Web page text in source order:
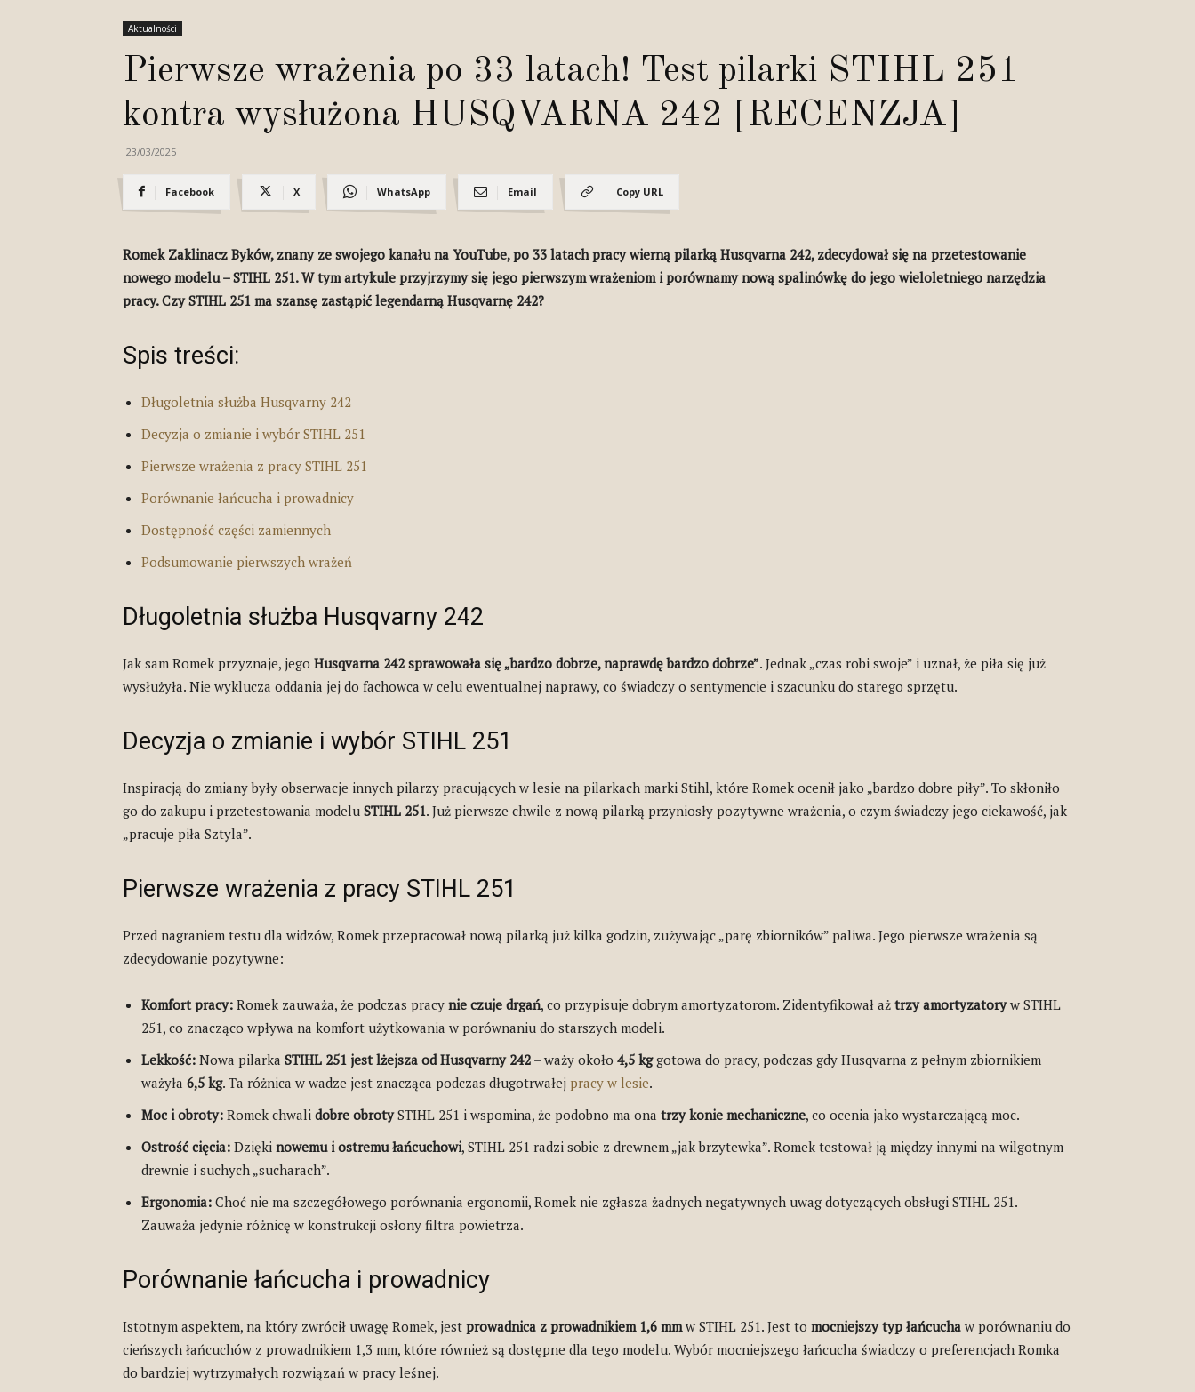
Aktualności
Pierwsze wrażenia po 33 latach! Test pilarki STIHL 251
kontra wysłużona HUSQVARNA 242 [RECENZJA]
23/03/2025
Facebook X WhatsApp Email Copy URL
Romek Zaklinacz Byków, znany ze swojego kanału na YouTube, po 33 latach pracy wierną pilarką Husqvarna 242, zdecydował się na przetestowanie
nowego modelu – STIHL 251. W tym artykule przyjrzymy się jego pierwszym wrażeniom i porównamy nową spalinówkę do jego wieloletniego narzędzia
pracy. Czy STIHL 251 ma szansę zastąpić legendarną Husqvarnę 242?
Spis treści:
Długoletnia służba Husqvarny 242
Decyzja o zmianie i wybór STIHL 251
Pierwsze wrażenia z pracy STIHL 251
Porównanie łańcucha i prowadnicy
Dostępność części zamiennych
Podsumowanie pierwszych wrażeń
Długoletnia służba Husqvarny 242
Jak sam Romek przyznaje, jego Husqvarna 242 sprawowała się „bardzo dobrze, naprawdę bardzo dobrze”. Jednak „czas robi swoje” i uznał, że piła się już
wysłużyła. Nie wyklucza oddania jej do fachowca w celu ewentualnej naprawy, co świadczy o sentymencie i szacunku do starego sprzętu.
Decyzja o zmianie i wybór STIHL 251
Inspiracją do zmiany były obserwacje innych pilarzy pracujących w lesie na pilarkach marki Stihl, które Romek ocenił jako „bardzo dobre piły”. To skłoniło
go do zakupu i przetestowania modelu STIHL 251. Już pierwsze chwile z nową pilarką przyniosły pozytywne wrażenia, o czym świadczy jego ciekawość, jak
„pracuje piła Sztyla”.
Pierwsze wrażenia z pracy STIHL 251
Przed nagraniem testu dla widzów, Romek przepracował nową pilarką już kilka godzin, zużywając „parę zbiorników” paliwa. Jego pierwsze wrażenia są
zdecydowanie pozytywne:
Komfort pracy: Romek zauważa, że podczas pracy nie czuje drgań, co przypisuje dobrym amortyzatorom. Zidentyfikował aż trzy amortyzatoryw STIHL
251, co znacząco wpływa na komfort użytkowania w porównaniu do starszych modeli.
Lekkość: Nowa pilarka STIHL 251 jest lżejsza od Husqvarny 242 – waży około 4,5 kggotowa do pracy, podczas gdy Husqvarna z pełnym zbiornikiem
ważyła 6,5 kg. Ta różnica w wadze jest znacząca podczas długotrwałej pracy w lesie.
Moc i obroty: Romek chwali dobre obrotySTIHL 251 i wspomina, że podobno ma ona trzy konie mechaniczne, co ocenia jako wystarczającą moc.
Ostrość cięcia: Dzięki nowemu i ostremu łańcuchowi, STIHL 251 radzi sobie z drewnem „jak brzytewka”. Romek testował ją między innymi na wilgotnym
drewnie i suchych „sucharach”.
Ergonomia: Choć nie ma szczegółowego porównania ergonomii, Romek nie zgłasza żadnych negatywnych uwag dotyczących obsługi STIHL 251.
Zauważa jedynie różnicę w konstrukcji osłony filtra powietrza.
Porównanie łańcucha i prowadnicy
Istotnym aspektem, na który zwrócił uwagę Romek, jest prowadnica z prowadnikiem 1,6 mm w STIHL 251. Jest to mocniejszy typ łańcucha w porównaniu do
cieńszych łańcuchów z prowadnikiem 1,3 mm, które również są dostępne dla tego modelu. Wybór mocniejszego łańcucha świadczy o preferencjach Romka
do bardziej wytrzymałych rozwiązań w pracy leśnej.